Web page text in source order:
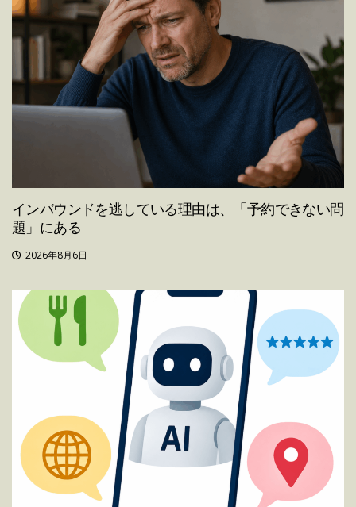
インバウンドを逃している理由は、「予約できない問
題」にある
2026年8月6日